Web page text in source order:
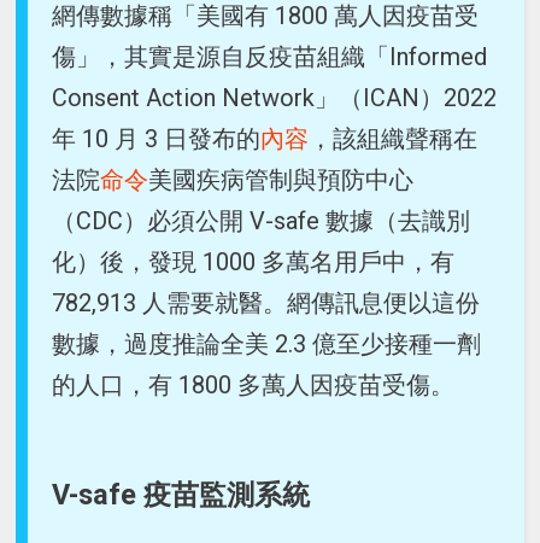
網傳數據稱「美國有 1800 萬人因疫苗受
傷」，其實是源自反疫苗組織「Informed
Consent Action Network」（ICAN）2022
年 10 月 3 日發布的內容 ，該組織聲稱在
法院命令美國疾病管制與預防中心
（CDC）必須公開 V-safe 數據（去識別
化）後，發現 1000 多萬名用戶中，有
782,913 人需要就醫。網傳訊息便以這份
數據，過度推論全美 2.3 億至少接種一劑
的人口，有 1800 多萬人因疫苗受傷。
V-safe 疫苗監測系統